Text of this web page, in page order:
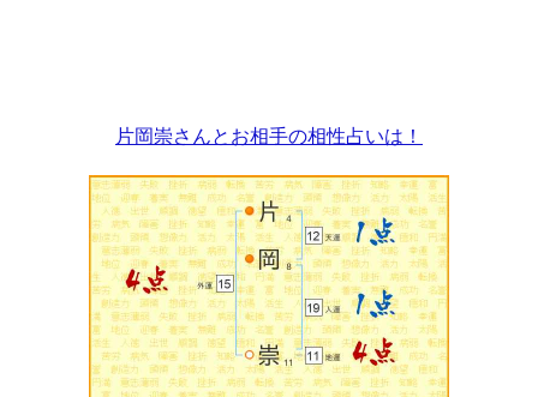
片岡崇さんとお相手の相性占いは！